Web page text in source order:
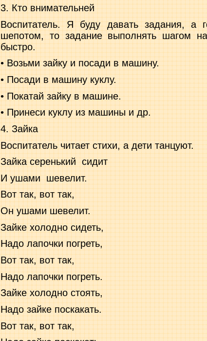
3. Кто внимательней
Воспитатель. Я буду давать задания, а
шепотом, то задание выполнять ша­гом
быстро.
• Возьми зайку и посади в машину.
• Посади в машину куклу.
• Покатай зайку в машине.
• Принеси куклу из машины и др.
4. Зайка
Воспитатель читает стихи, а дети танцуют.
Зайка серенький сидит
И ушами
шевелит.
Вот так, вот так,
Он ушами шевелит.
Зайке холодно сидеть,
Надо лапочки погреть,
Вот так, вот так,
Надо лапочки погреть.
Зайке холодно стоять,
Надо зайке поскакать.
Вот так, вот так,